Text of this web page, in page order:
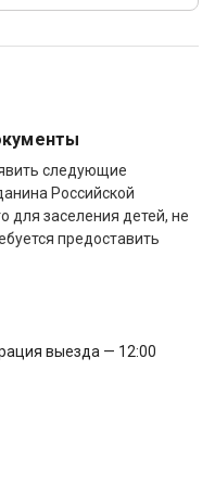
следующие
Российской
для заселения детей, не
предоставить
выезда — 12:00